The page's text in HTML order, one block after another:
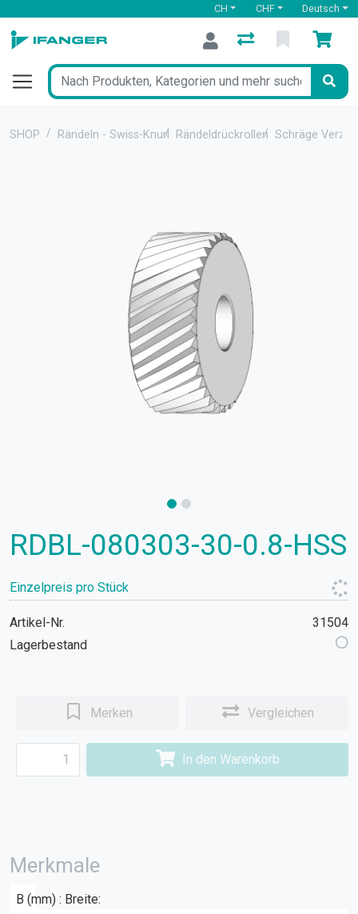
CH CHF Deutsch
SHOP Rändeln - Swiss-Knurl Rändeldrückrollen Schräge
RDBL-080303-30-0.8-HSS
Einzelpreis pro Stück
Artikel-Nr.
31504
Lagerbestand
Merken Vergleichen
In den Warenkorb
Merkmale
B (mm) : Breite: